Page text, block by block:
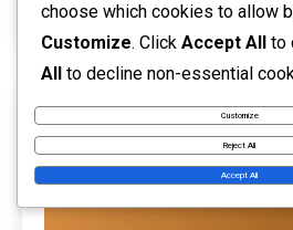
Talia Rivers
0
19 MINS READ
choose which cookies to allow
Customize. Click Accept All to
All to decline non-essential
Customize
Reject All
Accept All